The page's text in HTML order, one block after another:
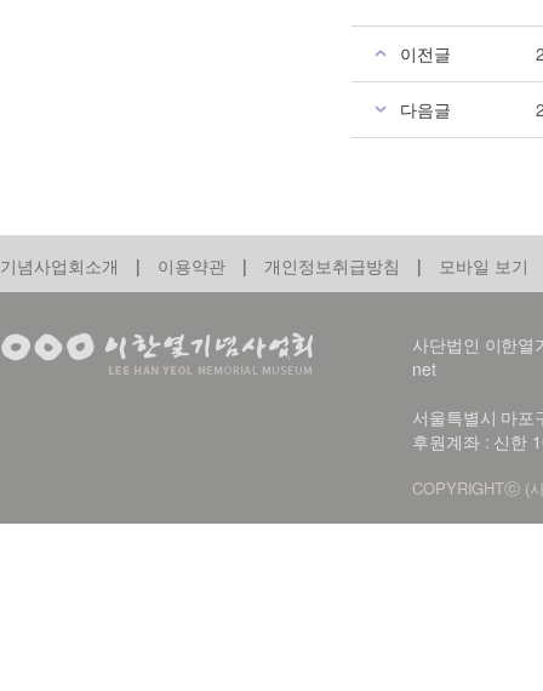
이전글
다음글
기념사업회소개 | 이용약관 | 개인정보취급방침 | 모바일 보기
사단법인 이한
net
서울특별시 마
후원계좌 : 신한
COPYRIGHTⓒ (